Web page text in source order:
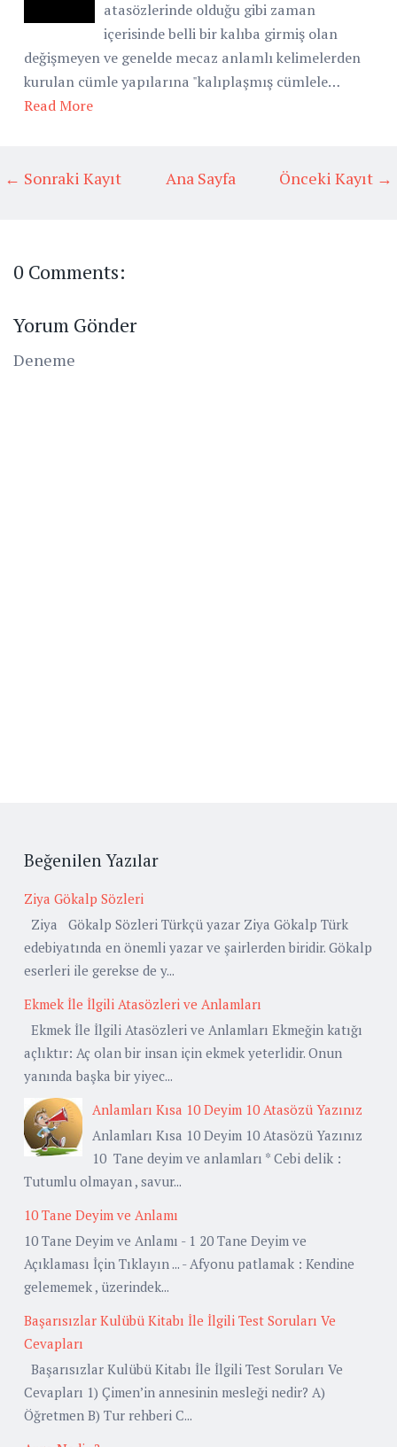
atasözlerinde olduğu gibi zaman
içerisinde belli bir kalıba girmiş olan
değişmeyen ve genelde mecaz anlamlı kelimelerden
kurulan cümle yapılarına "kalıplaşmış cümlele…
Read More
← Sonraki Kayıt Önceki Kayıt →
Ana Sayfa
0 Comments:
Yorum Gönder
Deneme
Beğenilen Yazılar
Ziya Gökalp Sözleri
Ziya Gökalp Sözleri Türkçü yazar Ziya Gökalp Türk
edebiyatında en önemli yazar ve şairlerden biridir. Gökalp
eserleri ile gerekse de y...
Ekmek İle İlgili Atasözleri ve Anlamları
Ekmek İle İlgili Atasözleri ve Anlamları Ekmeğin katığı
açlıktır: Aç olan bir insan için ekmek yeterlidir. Onun
yanında başka bir yiyec...
Anlamları Kısa 10 Deyim 10 Atasözü Yazınız
Anlamları Kısa 10 Deyim 10 Atasözü Yazınız
10 Tane deyim ve anlamları * Cebi delik :
Tutumlu olmayan , savur...
10 Tane Deyim ve Anlamı
10 Tane Deyim ve Anlamı - 1 20 Tane Deyim ve
Açıklaması İçin Tıklayın ... - Afyonu patlamak : Kendine
gelememek , üzerindek...
Başarısızlar Kulübü Kitabı İle İlgili Test Soruları Ve
Cevapları
Başarısızlar Kulübü Kitabı İle İlgili Test Soruları Ve
Cevapları 1) Çimen’in annesinin mesleği nedir? A)
Öğretmen B) Tur rehberi C...